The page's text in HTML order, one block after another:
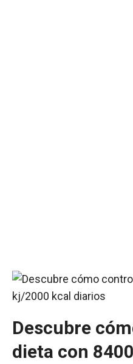
Descubre
dieta con